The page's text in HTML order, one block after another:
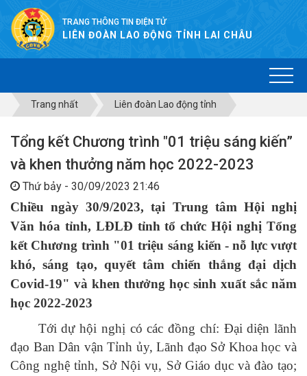
TRANG THÔNG TIN ĐIỆN TỬ
LIÊN ĐOÀN LAO ĐỘNG TỈNH LAI CHÂU
Trang nhất Liên đoàn Lao động tỉnh
Tổng kết Chương trình "01 triệu sáng kiến”
và khen thưởng năm học 2022-2023
Thứ bảy - 30/09/2023 21:46
Chiều ngày 30/9/2023, tại Trung tâm Hội nghị
Văn hóa tỉnh, LĐLĐ tỉnh tổ chức Hội nghị Tổng
kết Chương trình "01 triệu sáng kiến - nỗ lực vượt
khó, sáng tạo, quyết tâm chiến thắng đại dịch
Covid-19" và khen thưởng học sinh xuất sắc năm
học 2022-2023
Tới dự hội nghị có các đồng chí: Đại diện lãnh
đạo Ban Dân vận Tỉnh ủy,Lãnh đạo Sở Khoa học và
Công nghệ tỉnh, Sở Nội vụ, Sở Giáo dục và đào tạo;